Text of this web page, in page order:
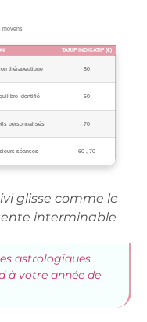
moyens
TARIF INDICATIF (€)
thérapeutique 80
identifié 60
personnalisés 70
séances 60 , 70
glisse comme le
interminable
astrologiques
à votre année de